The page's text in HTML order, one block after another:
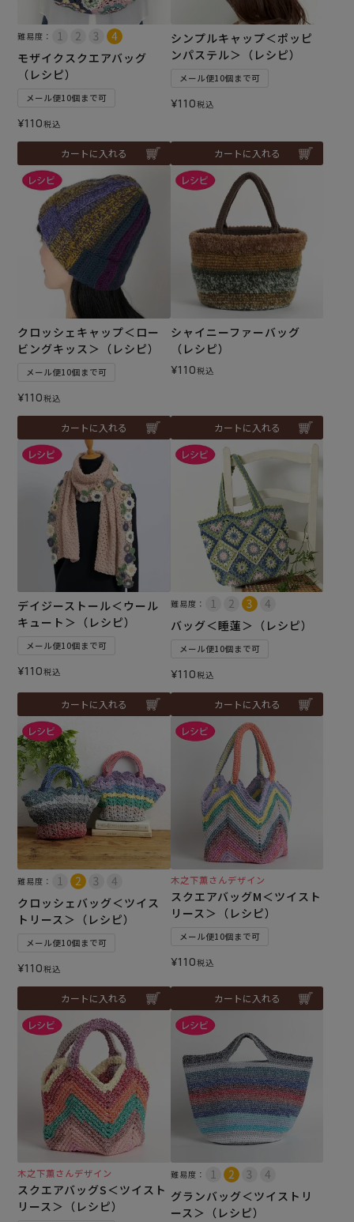
難易度：
モザイクスクエアバッグ
（レシピ）
メール便10個まで可
¥110税込
カートに入れる
シンプルキャップ＜ポッピ
ンパステル＞（レシピ）
メール便10個まで可
¥110税込
カートに入れる
クロッシェキャップ＜ロー
ビングキッス＞（レシピ）
メール便10個まで可
¥110税込
カートに入れる
シャイニーファーバッグ
（レシピ）
¥110税込
カートに入れる
デイジーストール＜ウール
キュート＞（レシピ）
メール便10個まで可
¥110税込
カートに入れる
難易度：
バッグ＜睡蓮＞（レシピ）
メール便10個まで可
¥110税込
カートに入れる
難易度：
クロッシェバッグ＜ツイス
トリース＞（レシピ）
メール便10個まで可
¥110税込
カートに入れる
木之下薫さんデザイン
スクエアバッグM＜ツイスト
リース＞（レシピ）
メール便10個まで可
¥110税込
カートに入れる
木之下薫さんデザイン
スクエアバッグS＜ツイスト
リース＞（レシピ）
難易度：
グランバッグ＜ツイストリ
ース＞（レシピ）